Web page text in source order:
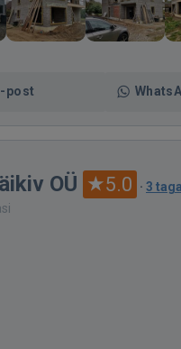
post
OÜ 5.0 · 3